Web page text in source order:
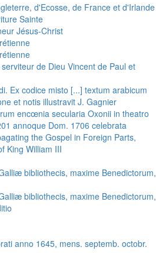
d'Ecosse, de France et d'Irlande
Sainte
Jésus-Christ
de Dieu Vincent de Paul et
Ex codice misto [...] textum arabicum
et notis illustravit J. Gagnier
encœnia secularia Oxonii in theatro
annoque Dom. 1706 celebrata
the Gospel in Foreign Parts,
King William III
bibliothecis, maxime Benedictorum,
bibliothecis, maxime Benedictorum,
anno 1645, mens. septemb. octobr.